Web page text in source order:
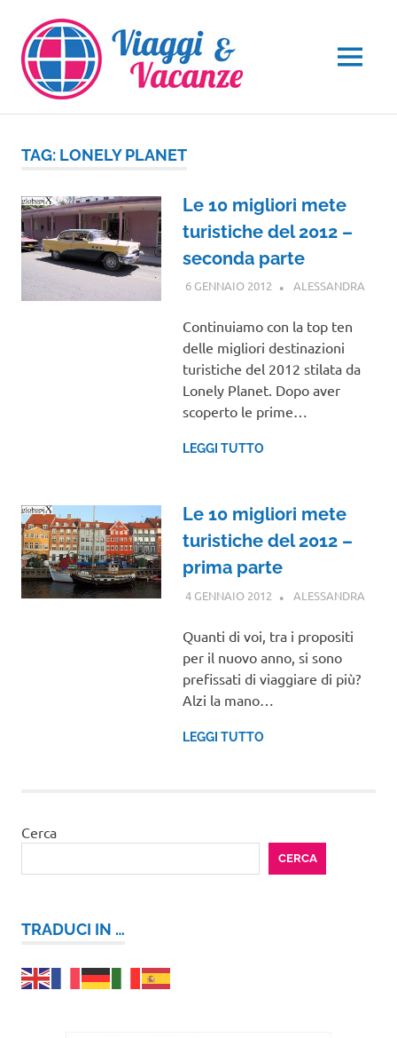
contenuto
MENU
TAG: LONELY PLANET
Le 10 migliori mete
turistiche del 2012 –
seconda parte
6 GENNAIO 2012 ALESSANDRA
Continuiamo con la top ten
delle migliori destinazioni
turistiche del 2012 stilata da
Lonely Planet. Dopo aver
scoperto le prime…
LEGGI TUTTO
Le 10 migliori mete
turistiche del 2012 –
prima parte
4 GENNAIO 2012 ALESSANDRA
Quanti di voi, tra i propositi
per il nuovo anno, si sono
prefissati di viaggiare di più?
Alzi la mano…
LEGGI TUTTO
Cerca
CERCA
TRADUCI IN …